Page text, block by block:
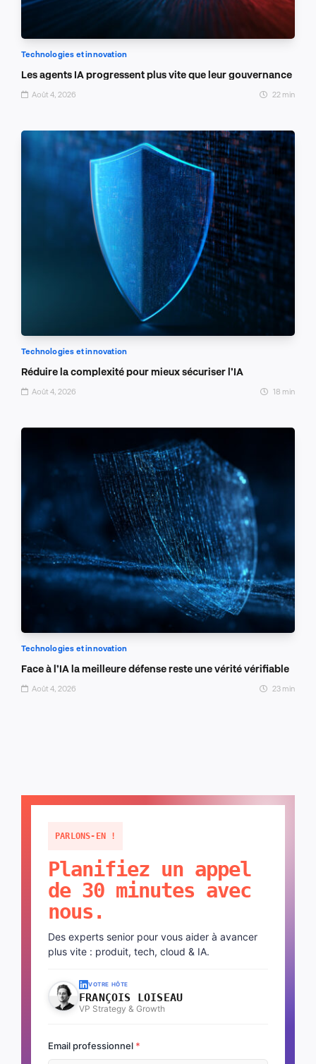
Technologies et innovation
Les agents IA progressent plus vite que leur gouvernance
Août 4, 2026 22 min
Technologies et innovation
Réduire la complexité pour mieux sécuriser l’IA
Août 4, 2026 18 min
Technologies et innovation
Face à l’IA la meilleure défense reste une vérité vérifiable
Août 4, 2026 23 min
PARLONS-EN !
Planifiez un appel
de 30 minutes avec
nous.
Des experts senior pour vous aider à avancer
plus vite : produit, tech, cloud & IA.
VOTRE HÔTE
FRANÇOIS LOISEAU
VP Strategy & Growth
Email professionnel *